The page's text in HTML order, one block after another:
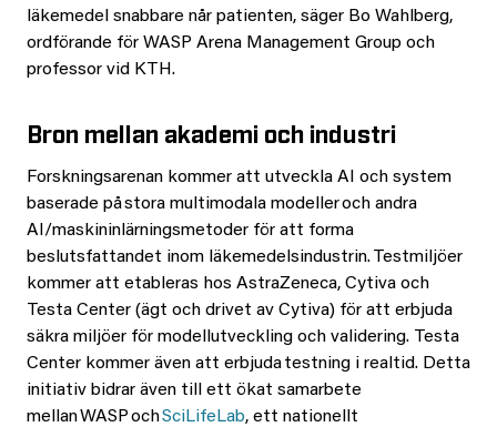
läkemedel snabbare når patienten, säger Bo Wahlberg,
ordförande för WASP Arena Management Group och
professor vid KTH.
Bron mellan akademi och industri
Forskningsarenan kommer att utveckla AI och system
baserade på stora multimodala modeller och andra
AI/maskininlärningsmetoder för att forma
beslutsfattandet inom läkemedelsindustrin. Testmiljöer
kommer att etableras hos AstraZeneca, Cytiva och
Testa Center (ägt och drivet av Cytiva) för att erbjuda
säkra miljöer för modellutveckling och validering. Testa
Center kommer även att erbjuda testning i realtid. Detta
initiativ bidrar även till ett ökat samarbete
mellan WASP ochSciLifeLab, ett nationellt